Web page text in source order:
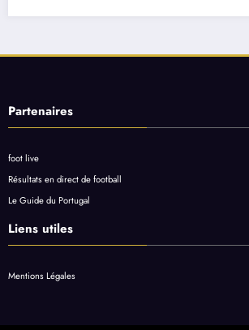
Partenaires
foot live
Résultats en direct de football
Le Guide du Portugal
Liens utiles
Mentions Légales